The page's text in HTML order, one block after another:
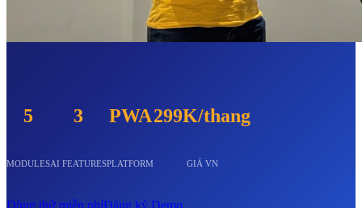
5
MODULES
3
AI FEATURES
PWA
PLATFORM
299K/thang
GIÁ VN
Dùng thử miễn phíĐăng ký Demo